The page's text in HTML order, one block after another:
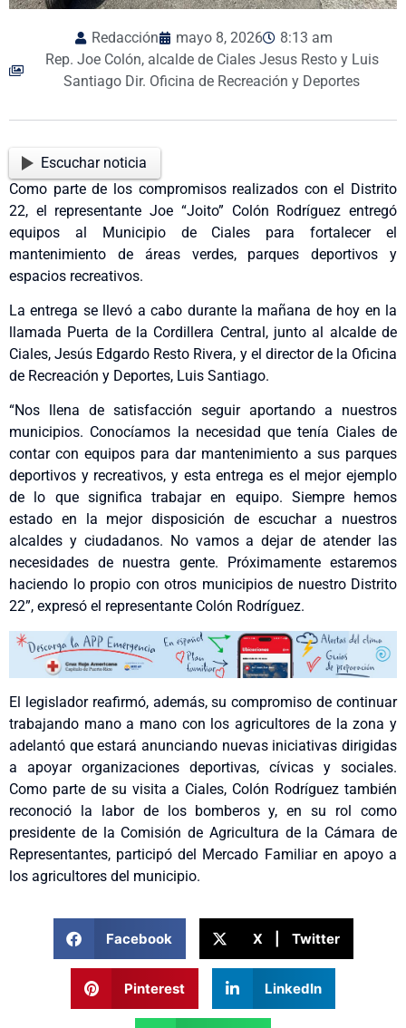
Redacción mayo 8, 2026
8:13 am
Rep. Joe Colón, alcalde de Ciales Jesus Resto y Luis
Santiago Dir. Oficina de Recreación y Deportes
Escuchar noticia
Como parte de los compromisos realizados con el Distrito
22, el representante Joe “Joito” Colón Rodríguez entregó
equipos al Municipio de Ciales para fortalecer el
mantenimiento de áreas verdes, parques deportivos y
espacios recreativos.
La entrega se llevó a cabo durante la mañana de hoy en la
llamada Puerta de la Cordillera Central, junto al alcalde de
Ciales, Jesús Edgardo Resto Rivera, y el director de la Oficina
de Recreación y Deportes, Luis Santiago.
“Nos llena de satisfacción seguir aportando a nuestros
municipios. Conocíamos la necesidad que tenía Ciales de
contar con equipos para dar mantenimiento a sus parques
deportivos y recreativos, y esta entrega es el mejor ejemplo
de lo que significa trabajar en equipo. Siempre hemos
estado en la mejor disposición de escuchar a nuestros
alcaldes y ciudadanos. No vamos a dejar de atender las
necesidades de nuestra gente. Próximamente estaremos
haciendo lo propio con otros municipios de nuestro Distrito
22”, expresó el representante Colón Rodríguez.
El legislador reafirmó, además, su compromiso de continuar
trabajando mano a mano con los agricultores de la zona y
adelantó que estará anunciando nuevas iniciativas dirigidas
a apoyar organizaciones deportivas, cívicas y sociales.
Como parte de su visita a Ciales, Colón Rodríguez también
reconoció la labor de los bomberos y, en su rol como
presidente de la Comisión de Agricultura de la Cámara de
Representantes, participó del Mercado Familiar en apoyo a
los agricultores del municipio.
Facebook X | Twitter
Pinterest LinkedIn